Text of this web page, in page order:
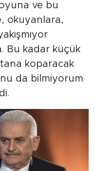
ve bu
okuyanlara,
Bu kadar küçük
koparacak
da bilmiyorum